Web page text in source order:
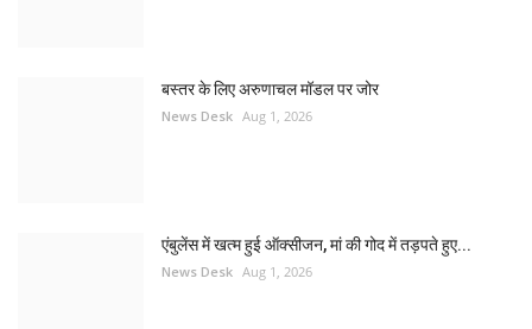
बस्तर के लिए अरुणाचल मॉडल पर जोर
News Desk Aug 1, 2026
एंबुलेंस में खत्म हुई ऑक्सीजन, मां की गोद में तड़पते हुए...
News Desk Aug 1, 2026